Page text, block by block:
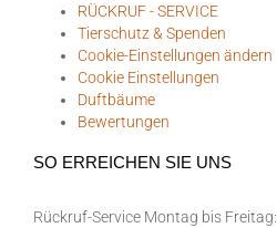
RÜCKRUF - SERVICE
Tierschutz & Spenden
Cookie-Einstellungen ändern
Cookie Einstellungen
Duftbäume
Bewertungen
SO ERREICHEN SIE UNS
Rückruf-Service Montag bis Freitag: